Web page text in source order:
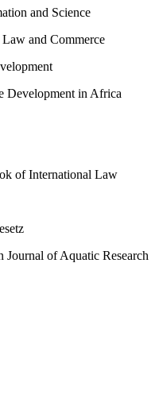
and Science
and Commerce
Development in Africa
of International Law
Journal of Aquatic Research